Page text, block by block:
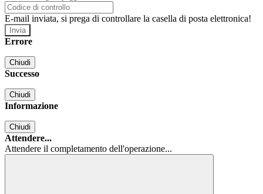
E-mail inviata, si prega di controllare la casella di posta elettronica!
Errore
Chiudi
Successo
Chiudi
Informazione
Chiudi
Attendere...
Attendere il completamento dell'operazione...